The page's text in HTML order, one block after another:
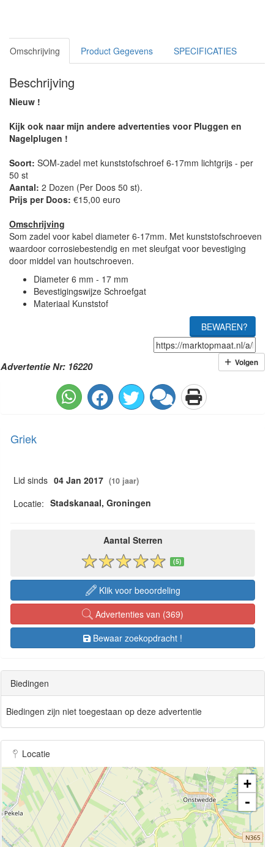
Omschrijving Product Gegevens SPECIFICATIES
Beschrijving
Nieuw !
Kijk ook naar mijn andere advertenties voor Pluggen en
Nagelplugen !
Soort: SOM-zadel met kunststofschroef 6-17mm lichtgrijs - per
50 st
Aantal: 2 Dozen (Per Doos 50 st).
Prijs per Doos: €15,00 euro
Omschrijving
Som zadel voor kabel diameter 6-17mm. Met kunststofschroeven
waardoor corrosiebestendig en met sleufgat voor bevestiging
door middel van houtschroeven.
Diameter 6 mm - 17 mm
Bevestigingswijze Schroefgat
Materiaal Kunststof
BEWAREN?
Advertentie Nr: 16220 Volgen
Griek
Lid sinds 04 Jan 2017 (10 jaar)
Locatie: Stadskanaal, Groningen
Aantal Sterren
(5)
Klik voor beoordeling
Advertenties van (369)
Bewaar zoekopdracht !
Biedingen
Biedingen zijn niet toegestaan op deze advertentie
Locatie
+
-